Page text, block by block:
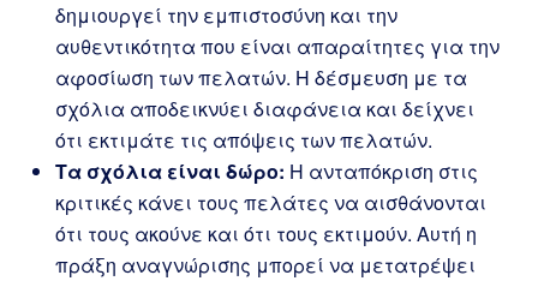
δημιουργεί την εμπιστοσύνη και την
αυθεντικότητα που είναι απαραίτητες για την
αφοσίωση των πελατών. Η δέσμευση με τα
σχόλια αποδεικνύει διαφάνεια και δείχνει
ότι εκτιμάτε τις απόψεις των πελατών.
Τα σχόλια είναι δώρο: Η ανταπόκριση στις
κριτικές κάνει τους πελάτες να αισθάνονται
ότι τους ακούνε και ότι τους εκτιμούν. Αυτή η
πράξη αναγνώρισης μπορεί να μετατρέψει